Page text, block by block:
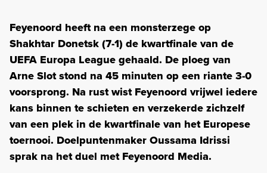
Feyenoord heeft na een monsterzege op
Shakhtar Donetsk (7-1) de kwartfinale van de
UEFA Europa League gehaald. De ploeg van
Arne Slot stond na 45 minuten op een riante 3-0
voorsprong. Na rust wist Feyenoord vrijwel iedere
kans binnen te schieten en verzekerde zichzelf
van een plek in de kwartfinale van het Europese
toernooi. Doelpuntenmaker Oussama Idrissi
sprak na het duel met Feyenoord Media.